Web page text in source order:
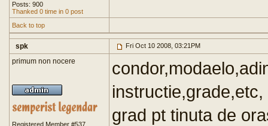
Posts: 900
Thanked 0 time in 0 post
Back to top
spk Fri Oct 10 2008, 03:21PM
primum non nocere
Registered Member #537
grad pt tinuta de